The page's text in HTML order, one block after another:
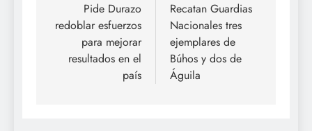
entradas
Pide Durazo
redoblar esfuerzos
para mejorar
resultados en el
país
Recatan Guardias
Nacionales tres
ejemplares de
Búhos y dos de
Águila